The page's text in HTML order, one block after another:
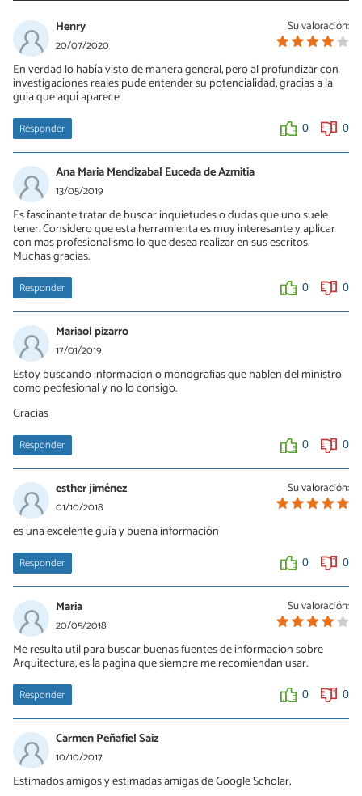
Su valoración:
Henry
20/07/2020
En verdad lo había visto de manera general, pero al profundizar con
investigaciones reales pude entender su potencialidad, gracias a la
guia que aquí aparece
Responder 0 0
Ana Maria Mendizabal Euceda de Azmitia
13/05/2019
Es fascinante tratar de buscar inquietudes o dudas que uno suele
tener. Considero que esta herramienta es muy interesante y aplicar
con mas profesionalismo lo que desea realizar en sus escritos.
Muchas gracias.
Responder 0 0
Mariaol pizarro
17/01/2019
Estoy buscando informacion o monografias que hablen del ministro
como peofesional y no lo consigo.
Gracias
Responder 0 0
Su valoración:
esther jiménez
01/10/2018
es una excelente guía y buena información
Responder 0 0
Su valoración:
Maria
20/05/2018
Me resulta util para buscar buenas fuentes de informacion sobre
Arquitectura, es la pagina que siempre me recomiendan usar.
Responder 0 0
Carmen Peñafiel Saiz
10/10/2017
Estimados amigos y estimadas amigas de Google Scholar,